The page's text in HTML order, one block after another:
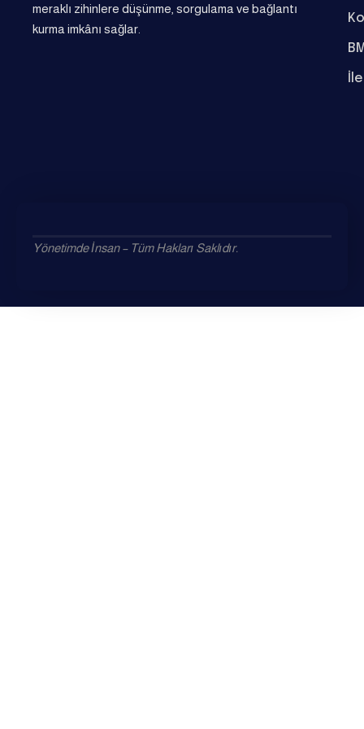
meraklı zihinlere düşünme, sorgulama ve bağlantı
kurma imkânı sağlar.
Yönetimde İnsan – Tüm Hakları Saklıdır.